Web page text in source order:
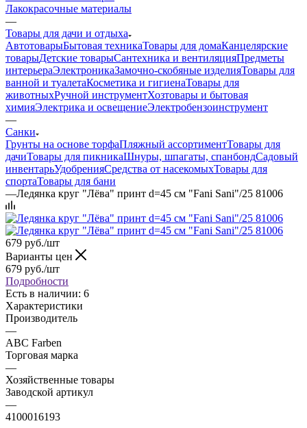
Лакокрасочные материалы
—
Товары для дачи и отдыха
АвтотоварыБытовая техникаТовары для домаКанцелярские
товарыДетские товарыСантехника и вентиляцияПредметы
интерьераЭлектроникаЗамочно-скобяные изделияТовары для
ванной и туалетаКосметика и гигиенаТовары для
животныхРучной инструментХозтовары и бытовая
химияЭлектрика и освещениеЭлектробензоинструмент
—
Санки
Грунты на основе торфаПляжный ассортиментТовары для
дачиТовары для пикникаШнуры, шпагаты, спанбондСадовый
инвентарьУдобренияСредства от насекомыхТовары для
спортаТовары для бани
—Ледянка круг "Лёва" принт d=45 см "Fani Sani"/25 81006
679 руб./шт
Варианты цен
679 руб./шт
Подробности
Есть в наличии: 6
Характеристики
Производитель
—
ABC Farben
Торговая марка
—
Хозяйственные товары
Заводской артикул
—
4100016193